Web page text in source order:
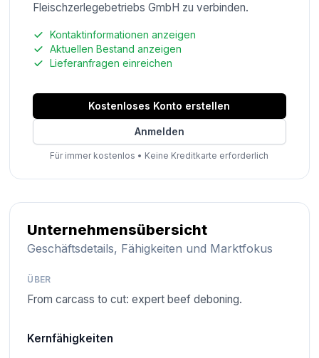
Fleischzerlegebetriebs GmbH zu verbinden.
Kontaktinformationen anzeigen
Aktuellen Bestand anzeigen
Lieferanfragen einreichen
Kostenloses Konto erstellen
Anmelden
Für immer kostenlos • Keine Kreditkarte erforderlich
Unternehmensübersicht
Geschäftsdetails, Fähigkeiten und Marktfokus
ÜBER
From carcass to cut: expert beef deboning.
Kernfähigkeiten